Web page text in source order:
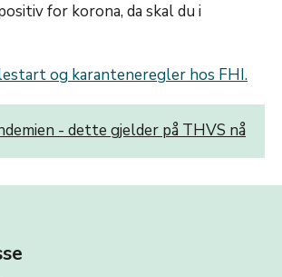
for korona, da skal du i
og karanteneregler hos FHI.
- dette gjelder på THVS nå